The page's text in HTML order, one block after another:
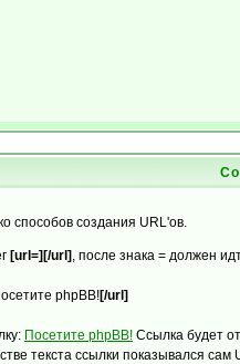
способов создания URL'ов.
[url=][/url] , после знака = должен
phpBB![/url]
Посетите phpBB! Ссылка будет
текста ссылки показывался